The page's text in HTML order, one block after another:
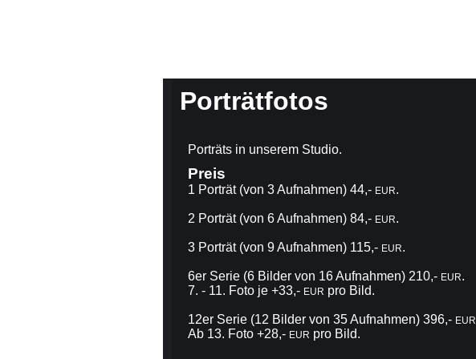
Porträtfotos
Porträts in unserem Studio.
Preis
1 Porträt (von 3 Aufnahmen) 44,- EUR.
2 Porträt (von 6 Aufnahmen) 84,- EUR.
3 Porträt (von 9 Aufnahmen) 115,- EUR.
6er Serie (6 Bilder von 16 Aufnahmen) 210,- EUR.
7. - 11. Foto je +33,- EUR pro Bild.
12er Serie (12 Bilder von 35 Aufnahmen) 396,- EUR
Ab 13. Foto +28,- EUR pro Bild.